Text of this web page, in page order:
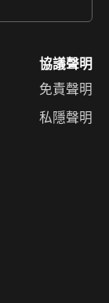
協議聲明
免責聲明
私隱聲明